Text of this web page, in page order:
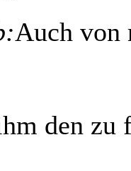
Auch von
den zu